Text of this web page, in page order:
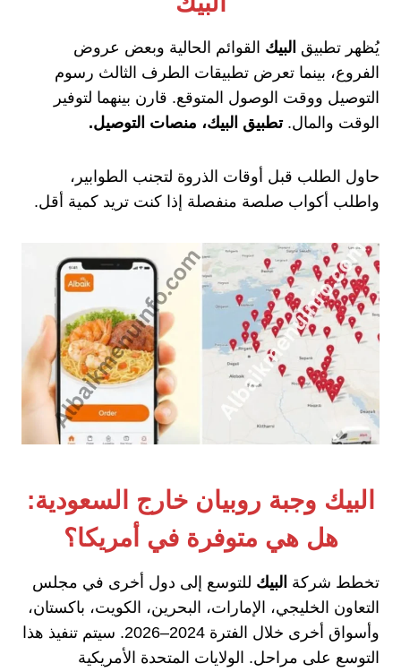
يُظهر تطبيق البيك القوائم الحالية وبعض عروض
الفروع، بينما تعرض تطبيقات الطرف الثالث رسوم
التوصيل ووقت الوصول المتوقع. قارن بينهما لتوفير
الوقت والمال.تطبيق البيك، منصات التوصيل.
حاول الطلب قبل أوقات الذروة لتجنب الطوابير،
واطلب أكواب صلصة منفصلة إذا كنت تريد كمية أقل.
البيك وجبة روبيان خارج السعودية:
هل هي متوفرة في أمريكا؟
تخطط شركة البيك للتوسع إلى دول أخرى في مجلس
التعاون الخليجي، الإمارات، البحرين، الكويت، باكستان،
وأسواق أخرى خلال الفترة 2024–2026. سيتم تنفيذ هذا
التوسع على مراحل. الولايات المتحدة الأمريكية